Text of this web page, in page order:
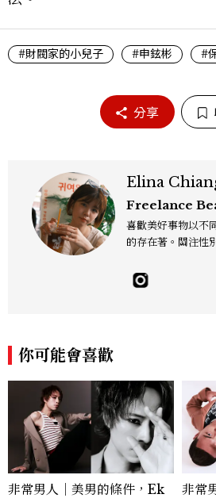
#財閥家的小兒子 #申鉉彬 #
分享
Elina
Freelance
喜歡美好事物以不
的存在著。關注性
民！Instagram
t：
你可能會喜歡
非常男人｜美男的條件，Ek
非常